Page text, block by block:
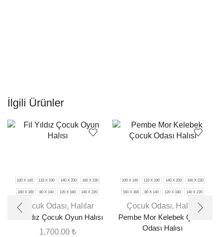
İlgili Ürünler
100 X 140 133 X 190 140 X 200 160 X 230
160 X 300 80 X 140 120 X 180 140 X 220
Çocuk Odası, Halılar
Fil Yıldız Çocuk Oyun Halısı
1,700.00 ₺
100 X 140 133 X 190 140 X 200 160 X 230
160 X 300 80 X 140 120 X 180 140 X 220
Çocuk Odası, Halılar
Pembe Mor Kelebek Çocuk
Odası Halısı